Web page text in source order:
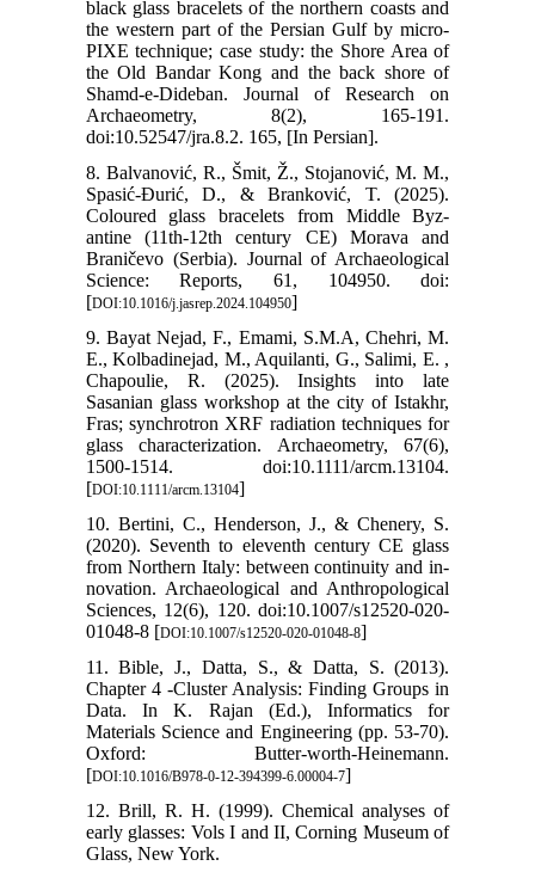
black glass bracelets of the northern coasts and
the western part of the Persian Gulf by micro-
PIXE technique; case study: the Shore Area of
the Old Bandar Kong and the back shore of
Shamd-e-Dideban. Journal of Research on
Archaeometry, 8(2), 165-191.
doi:10.52547/jra.8.2. 165, [In Persian].
8. Balvanović, R., Šmit, Ž., Stojanović, M. M.,
Spasić-Đurić, D., & Branković, T. (2025).
Coloured glass bracelets from Middle Byz-
antine (11th-12th century CE) Morava and
Braničevo (Serbia). Journal of Archaeological
Science: Reports, 61, 104950. doi:
[DOI:10.1016/j.jasrep.2024.104950]
9. Bayat Nejad, F., Emami, S.M.A, Chehri, M.
E., Kolbadinejad, M., Aquilanti, G., Salimi, E. ,
Chapoulie, R. (2025). Insights into late
Sasanian glass workshop at the city of Istakhr,
Fras; synchrotron XRF radiation techniques for
glass characterization. Archaeometry, 67(6),
1500-1514. doi:10.1111/arcm.13104.
[DOI:10.1111/arcm.13104]
10. Bertini, C., Henderson, J., & Chenery, S.
(2020). Seventh to eleventh century CE glass
from Northern Italy: between continuity and in-
novation. Archaeological and Anthropological
Sciences, 12(6), 120. doi:10.1007/s12520-020-
01048-8 [DOI:10.1007/s12520-020-01048-8]
11. Bible, J., Datta, S., & Datta, S. (2013).
Chapter 4 -Cluster Analysis: Finding Groups in
Data. In K. Rajan (Ed.), Informatics for
Materials Science and Engineering (pp. 53-70).
Oxford: Butter-worth-Heinemann.
[DOI:10.1016/B978-0-12-394399-6.00004-7]
12. Brill, R. H. (1999). Chemical analyses of
early glasses: Vols I and II, Corning Museum of
Glass, New York.